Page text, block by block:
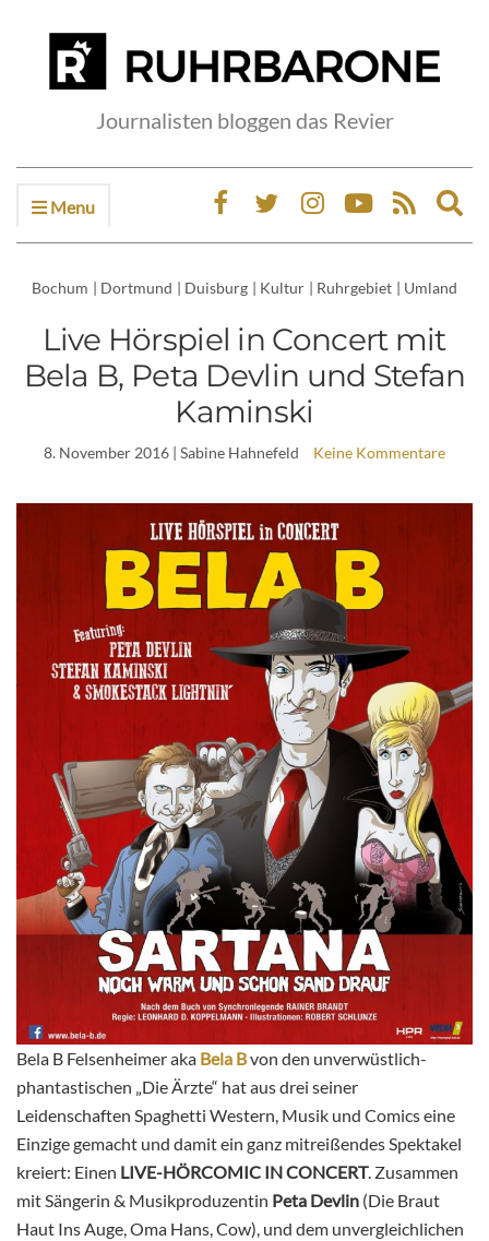
Journalisten bloggen das Revier
Menu
Bochum | Dortmund | Duisburg | Kultur | Ruhrgebiet | Umland
Live Hörspiel in Concert mit
Bela B, Peta Devlin und Stefan
Kaminski
8. November 2016 | Sabine Hahnefeld Keine Kommentare
Bela B Felsenheimer aka Bela Bvon den unverwüstlich-
phantastischen „Die Ärzte“ hat aus drei seiner
Leidenschaften Spaghetti Western, Musik und Comics eine
Einzige gemacht und damit ein ganz mitreißendes Spektakel
kreiert: Einen LIVE-HÖRCOMIC IN CONCERT. Zusammen
mit Sängerin & Musikproduzentin Peta Devlin (Die Braut
Haut Ins Auge, Oma Hans, Cow), und dem unvergleichlichen